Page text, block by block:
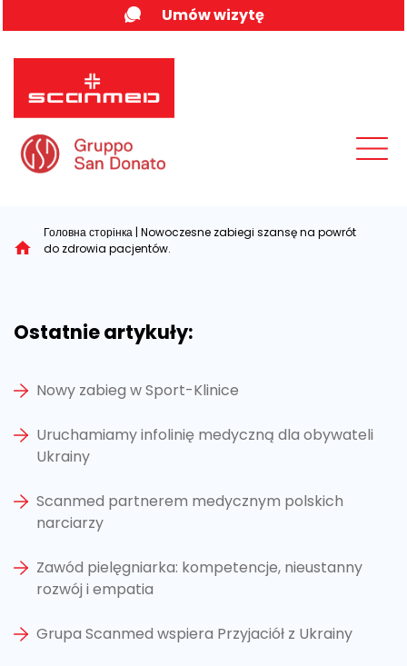
to
content
Umów wizytę
Головна сторінка | Nowoczesne zabiegi szansę na powrót
do zdrowia pacjentów.
Ostatnie artykuły:
Nowy zabieg w Sport-Klinice
Uruchamiamy infolinię medyczną dla obywateli
Ukrainy
Scanmed partnerem medycznym polskich
narciarzy
Zawód pielęgniarka: kompetencje, nieustanny
rozwój i empatia
Grupa Scanmed wspiera Przyjaciół z Ukrainy